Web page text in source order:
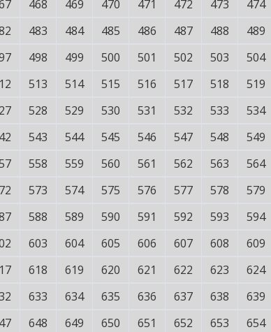
468 469 470 471 472 473 474
483 484 485 486 487 488 489
498 499 500 501 502 503 504
513 514 515 516 517 518 519
528 529 530 531 532 533 534
543 544 545 546 547 548 549
558 559 560 561 562 563 564
573 574 575 576 577 578 579
588 589 590 591 592 593 594
603 604 605 606 607 608 609
618 619 620 621 622 623 624
633 634 635 636 637 638 639
648 649 650 651 652 653 654